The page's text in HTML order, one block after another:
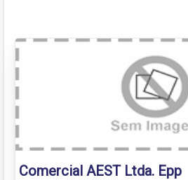
Comercial AEST Ltda. Epp